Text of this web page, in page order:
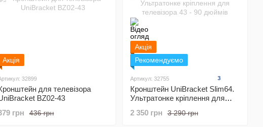
Акція
32899
для телевізора
BZ02-43
436 грн
грн
Акція
Рекомендуємо
Артикул: 32755 3
Кронштейн UniBracket Slim64.
Ультратонке кріплення для
3 290 грн
2 350 грн